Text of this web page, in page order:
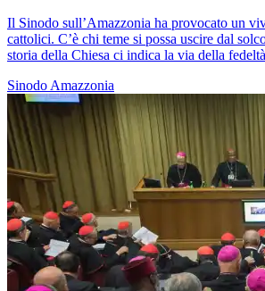
Il Sinodo sull’Amazzonia ha provocato un
cattolici. C’è chi teme si possa uscire dal
storia della Chiesa ci indica la via della
Sinodo Amazzonia